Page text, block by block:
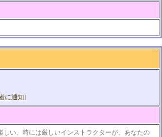
に通知]
い、時には厳しいインストラクターが、あなたの